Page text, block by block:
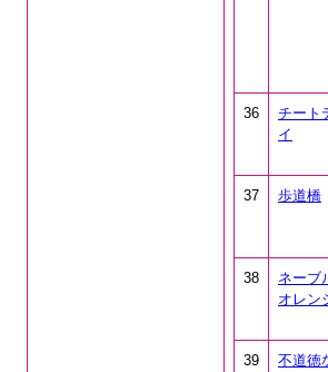
36
チート
イ
37 歩道橋
38
ネーブ
オレン
39
不道徳